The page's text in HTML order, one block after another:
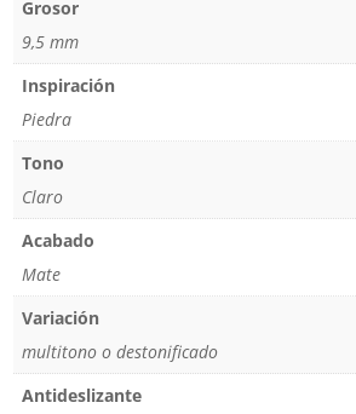
Grosor
9,5 mm
Inspiración
Piedra
Tono
Claro
Acabado
Mate
Variación
multitono o destonificado
Antideslizante